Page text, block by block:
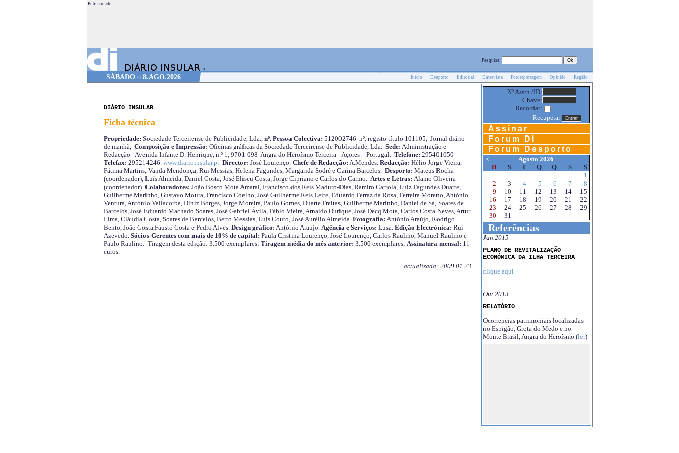
Publicidade.
Pesquisa:
SÁBADO o 8.AGO.2026 Início Desporto Editorial Entrevista Fotoreportagem Opinião Região
DIÁRIO INSULAR
Ficha técnica
Propriedade: Sociedade Terceirense de Publicidade, Lda.,nº. Pessoa Colectiva: 512002746 nº. registo título 101105, Jornal diário
de manhã, Composição e Impressão: Oficinas gráficas da Sociedade Terceirense de Publicidade, Lda. Sede: Administração e
Redacção - Avenida Infante D. Henrique, n.º 1, 9701-098 Angra do Heroísmo Terceira - Açores – Portugal. Telefone: 295401050
Telefax: 295214246. www.diarioinsular.pt Director: José Lourenço. Chefe de Redacção: A.Mendes. Redacção: Hélio Jorge Vieira,
Fátima Martins, Vanda Mendonça, Rui Messias, Helena Fagundes, Margarida Sodré e Carina Barcelos. Desporto: Mateus Rocha
(coordenador), Luís Almeida, Daniel Costa, José Eliseu Costa, Jorge Cipriano e Carlos do Carmo. Artes e Letras: Álamo Oliveira
(coordenador). Colaboradores: João Bosco Mota Amaral, Francisco dos Reis Maduro-Dias, Ramiro Carrola, Luiz Fagundes Duarte,
Guilherme Marinho, Gustavo Moura, Francisco Coelho, José Guilherme Reis Leite, Eduardo Ferraz da Rosa, Ferreira Moreno, António
Ventura, António Vallacorba, Diniz Borges, Jorge Moreira, Paulo Gomes, Duarte Freitas, Guilherme Marinho, Daniel de Sá, Soares de
Barcelos, José Eduardo Machado Soares, José Gabriel Ávila, Fábio Vieira, Arnaldo Ourique, José Decq Mota, Carlos Costa Neves, Artur
Lima, Cláudia Costa, Soares de Barcelos, Berto Messias, Luis Couto, José Aurélio Almeida. Fotografia: António Araújo, Rodrigo
Bento, João Costa,Fausto Costa e Pedro Alves. Design gráfico: António Araújo. Agência e Serviços: Lusa. Edição Electrónica: Rui
Azevedo. Sócios-Gerentes com mais de 10% de capital: Paula Cristina Lourenço, José Lourenço, Carlos Raulino, Manuel Raulino e
Paulo Raulino. Tiragem desta edição: 3.500 exemplares; Tiragem média do mês anterior: 3.500 exemplares; Assinatura mensal: 11
euros.
actualizada: 2009.01.23
Nº Assin./ID:
Chave:
Recordar:
Recuperar
Assinar
Forum DI
Forum Desporto
<
Agosto 2026
D
S T Q Q S
S
1
2
3 4 5 6 7
8
9
10 11 12 13 14
15
16
17 18 19 20 21
22
23
24 25 26 27 28
29
30
31
Referências
Jan.2015
PLANO DE REVITALIZAÇÃO
ECONÓMICA DA ILHA TERCEIRA
clique aqui
Out.2013
RELATÓRIO
Ocorrencias patrimoniais localizadas
no Espigão, Grota do Medo e no
Monte Brasil, Angra do Heroísmo (ler)